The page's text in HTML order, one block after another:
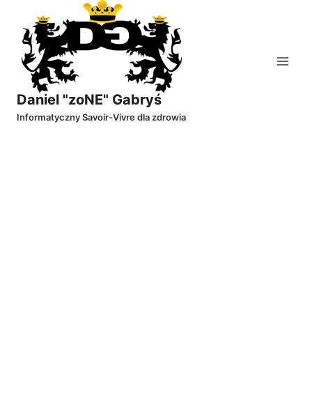
treści
Daniel "zoNE" Gabryś
Informatyczny Savoir-Vivre dla zdrowia